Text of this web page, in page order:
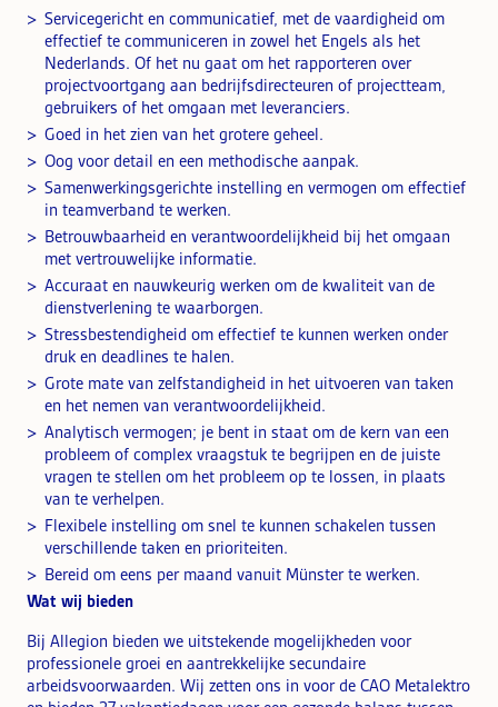
Servicegericht en communicatief, met de vaardigheid om
effectief te communiceren in zowel het Engels als het
Nederlands. Of het nu gaat om het rapporteren over
projectvoortgang aan bedrijfsdirecteuren of projectteam,
gebruikers of het omgaan met leveranciers.
Goed in het zien van het grotere geheel.
Oog voor detail en een methodische aanpak.
Samenwerkingsgerichte instelling en vermogen om effectief
in teamverband te werken.
Betrouwbaarheid en verantwoordelijkheid bij het omgaan
met vertrouwelijke informatie.
Accuraat en nauwkeurig werken om de kwaliteit van de
dienstverlening te waarborgen.
Stressbestendigheid om effectief te kunnen werken onder
druk en deadlines te halen.
Grote mate van zelfstandigheid in het uitvoeren van taken
en het nemen van verantwoordelijkheid.
Analytisch vermogen; je bent in staat om de kern van een
probleem of complex vraagstuk te begrijpen en de juiste
vragen te stellen om het probleem op te lossen, in plaats
van te verhelpen.
Flexibele instelling om snel te kunnen schakelen tussen
verschillende taken en prioriteiten.
Bereid om eens per maand vanuit Münster te werken.
Wat wij bieden
Bij Allegion bieden we uitstekende mogelijkheden voor
professionele groei en aantrekkelijke secundaire
arbeidsvoorwaarden. Wij zetten ons in voor de CAO Metalektro